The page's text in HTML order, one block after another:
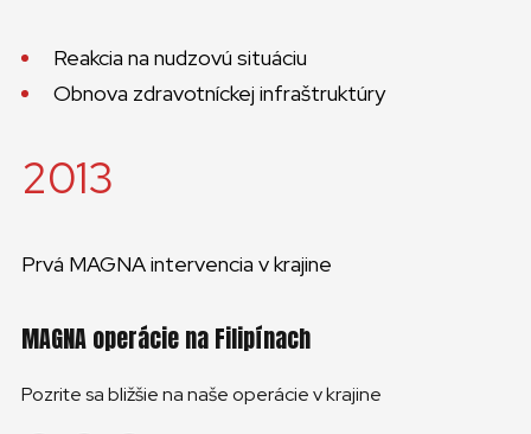
Reakcia na nudzovú situáciu
Obnova zdravotníckej infraštruktúry
2013
Prvá MAGNA intervencia v krajine
MAGNA operácie na Filipínach
Pozrite sa bližšie na naše operácie v krajine